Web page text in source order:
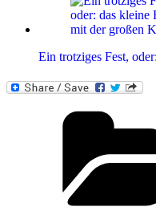
Ein trotziges Fest,